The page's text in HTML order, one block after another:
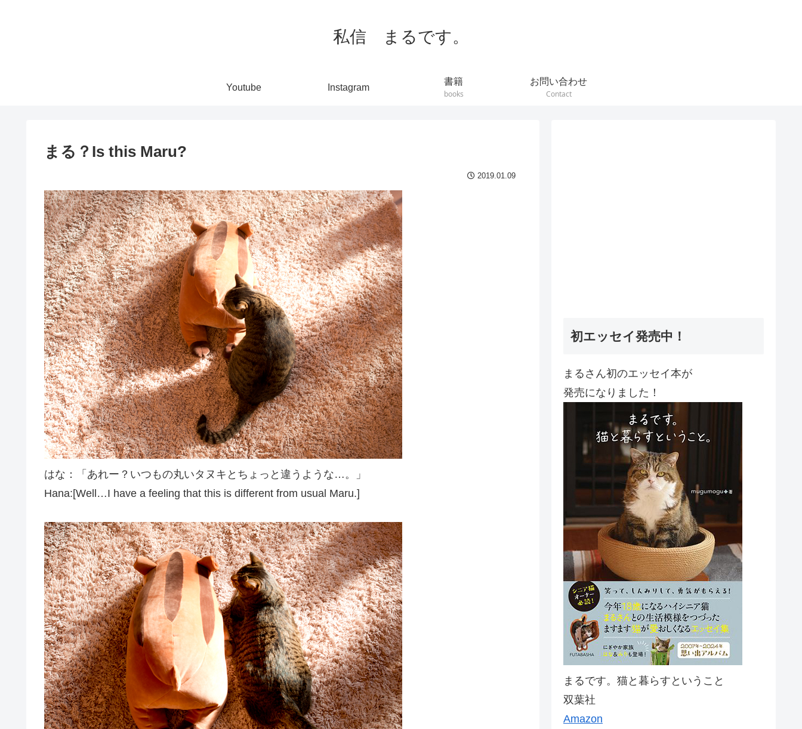
私信 まるです。
Youtube Instagram
書籍
books
お問い合わせ
Contact
まる？Is this Maru?
2019.01.09
はな：「あれー？いつもの丸いタヌキとちょっと違うような…。」
Hana:[Well…I have a feeling that this is different from usual Maru.]
初エッセイ発売中！
まるさん初のエッセイ本が
発売になりました！
まるです。猫と暮らすということ
双葉社
Amazon